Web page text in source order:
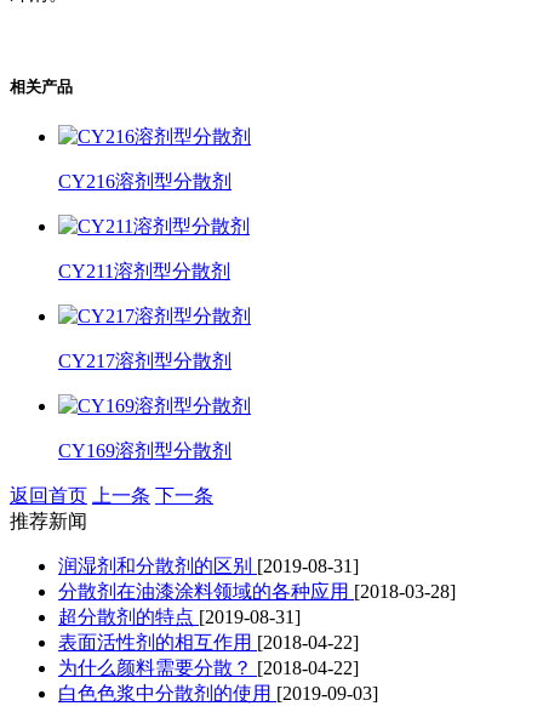
相关产品
CY216溶剂型分散剂
CY211溶剂型分散剂
CY217溶剂型分散剂
CY169溶剂型分散剂
返回首页 上一条 下一条
推荐新闻
润湿剂和分散剂的区别 [2019-08-31]
分散剂在油漆涂料领域的各种应用 [2018-03-28]
超分散剂的特点 [2019-08-31]
表面活性剂的相互作用 [2018-04-22]
为什么颜料需要分散？ [2018-04-22]
白色色浆中分散剂的使用 [2019-09-03]